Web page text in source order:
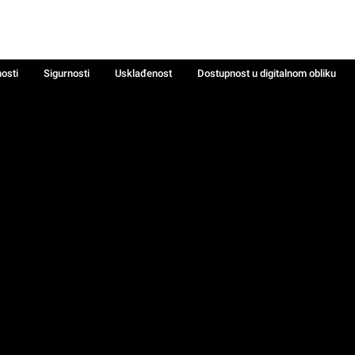
Sigurnosti Usklađenost
Dostupnost u digitalnom obliku